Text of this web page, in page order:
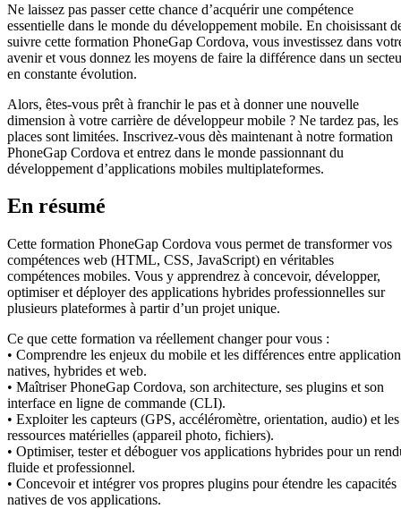
Ne laissez pas passer cette chance d’acquérir une compétence
essentielle dans le monde du développement mobile. En choisissant
suivre cette formation PhoneGap Cordova, vous investissez dans
avenir et vous donnez les moyens de faire la différence dans un
en constante évolution.
Alors, êtes-vous prêt à franchir le pas et à donner une nouvelle
dimension à votre carrière de développeur mobile ? Ne tardez pas, les
places sont limitées. Inscrivez-vous dès maintenant à notre formation
PhoneGap Cordova et entrez dans le monde passionnant du
développement d’applications mobiles multiplateformes.
En résumé
Cette formation PhoneGap Cordova vous permet de transformer vos
compétences web (HTML, CSS, JavaScript) en véritables
compétences mobiles. Vous y apprendrez à concevoir, développer,
optimiser et déployer des applications hybrides professionnelles sur
plusieurs plateformes à partir d’un projet unique.
Ce que cette formation va réellement changer pour vous :
• Comprendre les enjeux du mobile et les différences entre
natives, hybrides et web.
• Maîtriser PhoneGap Cordova, son architecture, ses plugins et son
interface en ligne de commande (CLI).
• Exploiter les capteurs (GPS, accéléromètre, orientation, audio) et les
ressources matérielles (appareil photo, fichiers).
• Optimiser, tester et déboguer vos applications hybrides pour un
fluide et professionnel.
• Concevoir et intégrer vos propres plugins pour étendre les capacités
natives de vos applications.